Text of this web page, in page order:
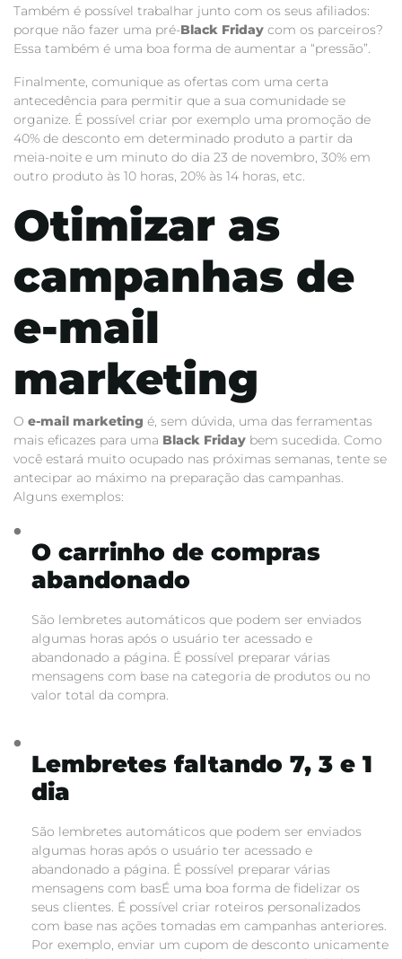
Também é possível trabalhar junto com os seus afiliados:
porque não fazer uma pré-Black Friday com os parceiros?
Essa também é uma boa forma de aumentar a “pressão”.
Finalmente, comunique as ofertas com uma certa
antecedência para permitir que a sua comunidade se
organize. É possível criar por exemplo uma promoção de
40% de desconto em determinado produto a partir da
meia-noite e um minuto do dia 23 de novembro, 30% em
outro produto às 10 horas, 20% às 14 horas, etc.
Otimizar as
campanhas de
e-mail
marketing
O e-mail marketing é, sem dúvida, uma das ferramentas
mais eficazes para uma Black Friday bem sucedida. Como
você estará muito ocupado nas próximas semanas, tente se
antecipar ao máximo na preparação das campanhas.
Alguns exemplos:
O carrinho de compras
abandonado
São lembretes automáticos que podem ser enviados
algumas horas após o usuário ter acessado e
abandonado a página. É possível preparar várias
mensagens com base na categoria de produtos ou no
valor total da compra.
Lembretes faltando 7, 3 e 1
dia
São lembretes automáticos que podem ser enviados
algumas horas após o usuário ter acessado e
abandonado a página. É possível preparar várias
mensagens com basÉ uma boa forma de fidelizar os
seus clientes. É possível criar roteiros personalizados
com base nas ações tomadas em campanhas anteriores.
Por exemplo, enviar um cupom de desconto unicamente